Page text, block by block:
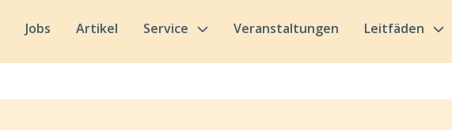
Jobs Artikel Service Veranstaltungen Leitfäden